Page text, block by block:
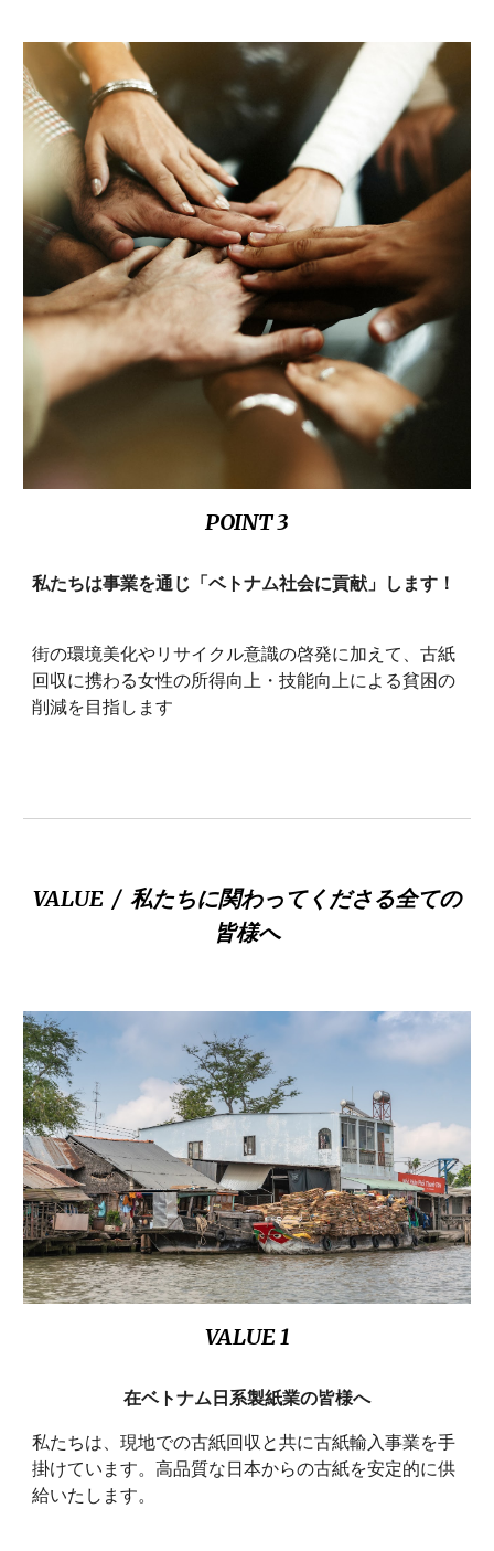
POINT 3
私たちは事業を通じ「ベトナム社会に貢献」します！
街の環境美化やリサイクル意識の啓発に加えて、古紙
回収に携わる女性の所得向上・技能向上による貧困の
削減を目指します
VALUE / 私たちに関わってくださる全ての
皆様へ
VALUE 1
在ベトナム日系製紙業の皆様へ
私たちは、現地での古紙回収と共に古紙輸入事業を手
掛けています。高品質な日本からの古紙を安定的に供
給いたします。